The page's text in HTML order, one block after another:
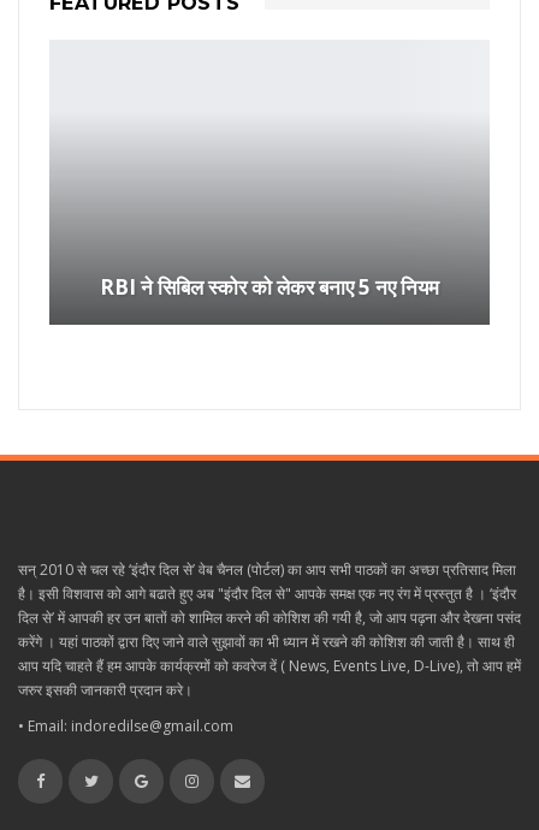
RBI ने सिबिल स्कोर को लेकर बनाए 5 नए नियम
सन् 2010 से चल रहे ‘इंदौर दिल से’ वेब चैनल (पोर्टल) का आप सभी पाठकों का अच्छा प्रतिसाद मिला
है। इसी विशवास को आगे बढाते हुए अब "इंदौर दिल से" आपके समक्ष एक नए रंग में प्रस्तुत है । ‘इंदौर
दिल से’ में आपकी हर उन बातों को शामिल करने की कोशिश की गयी है, जो आप पढ़ना और देखना पसंद
करेंगे । यहां पाठकों द्वारा दिए जाने वाले सुझावों का भी ध्यान में रखने की कोशिश की जाती है। साथ ही
आप यदि चाहते हैं हम आपके कार्यक्रमों को कवरेज दें ( News, Events Live, D-Live), तो आप हमें
जरुर इसकी जानकारी प्रदान करे।
• Email: indoredilse@gmail.com